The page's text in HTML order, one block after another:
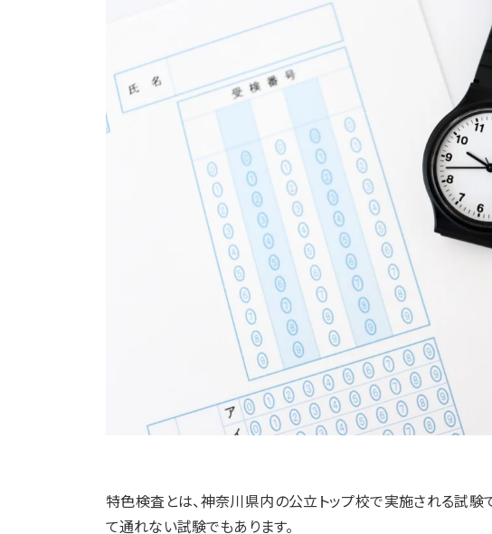
特色検査とは、神奈川県内の公立トップ校で実施される試験
て通れない試験でもあります。